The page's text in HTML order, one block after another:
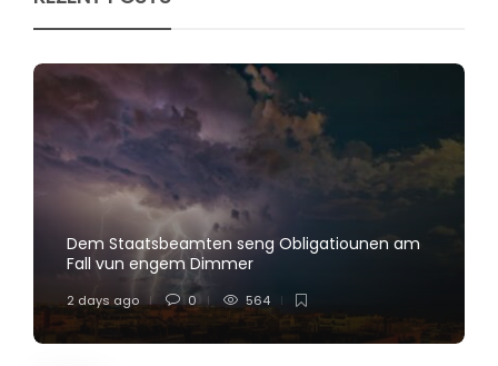
Dem Staatsbeamten seng Obligatiounen am
Fall vun engem Dimmer
2 days ago 0 564